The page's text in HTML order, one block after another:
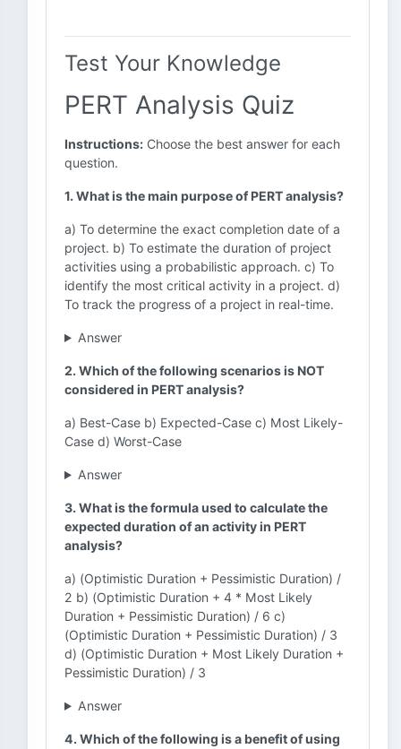
Test Your Knowledge
PERT Analysis Quiz
Instructions: Choose the best answer for each
question.
1. What is the main purpose of PERT analysis?
a) To determine the exact completion date of a
project. b) To estimate the duration of project
activities using a probabilistic approach. c) To
identify the most critical activity in a project. d)
To track the progress of a project in real-time.
Answer
2. Which of the following scenarios is NOT
considered in PERT analysis?
a) Best-Case b) Expected-Case c) Most Likely-
Case d) Worst-Case
Answer
3. What is the formula used to calculate the
expected duration of an activity in PERT
analysis?
a) (Optimistic Duration + Pessimistic Duration) /
2 b) (Optimistic Duration + 4 * Most Likely
Duration + Pessimistic Duration) / 6 c)
(Optimistic Duration + Pessimistic Duration) / 3
d) (Optimistic Duration + Most Likely Duration +
Pessimistic Duration) / 3
Answer
4. Which of the following is a benefit of using